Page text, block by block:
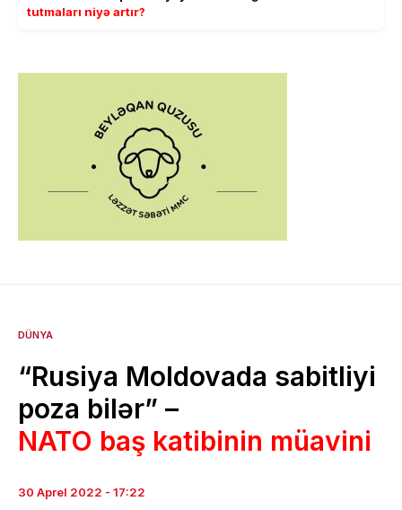
tutmaları niyə artır?
DÜNYA
“Rusiya Moldovada sabitliyi
poza bilər” –
NATO baş katibinin müavini
30 Aprel 2022 - 17:22